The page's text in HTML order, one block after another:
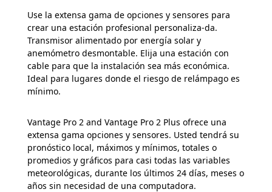
Use la extensa gama de opciones y sensores para
crear una estación profesional personaliza-da.
Transmisor alimentado por energía solar y
anemómetro desmontable. Elija una estación con
cable para que la instalación sea más económica.
Ideal para lugares donde el riesgo de relámpago es
mínimo.
Vantage Pro 2 and Vantage Pro 2 Plus ofrece una
extensa gama opciones y sensores. Usted tendrá su
pronóstico local, máximos y mínimos, totales o
promedios y gráficos para casi todas las variables
meteorológicas, durante los últimos 24 días, meses o
años sin necesidad de una computadora.